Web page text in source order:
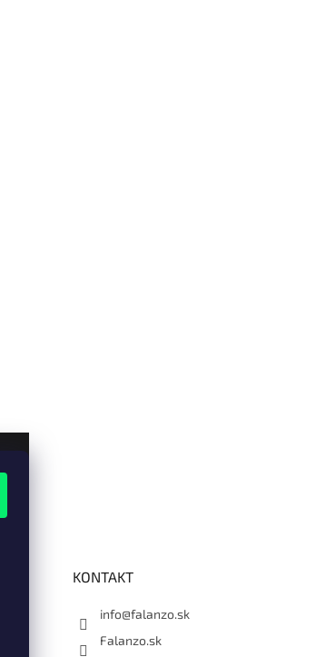
KONTAKT
info@falanzo.sk
Falanzo.sk